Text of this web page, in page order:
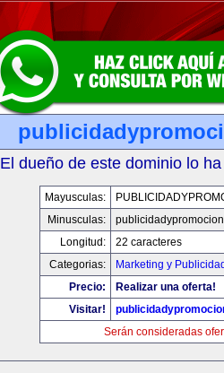
El dueño de este dominio lo
Mayusculas:
Minusculas:
Longitud:
22 caracteres
Categorias:
Marketing y
Precio:
Realizar una oferta!
Visitar!
Serán consideradas